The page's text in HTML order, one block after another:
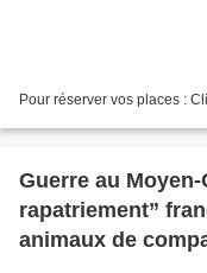
Pour réserver vos places :
Guerre au
rapatriement”
animaux de